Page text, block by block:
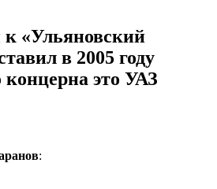
«Ульяновский
в 2005 году
концерна это УАЗ
: